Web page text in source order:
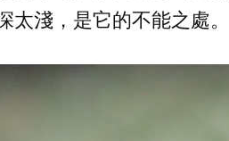
淺，是它的不能之處。